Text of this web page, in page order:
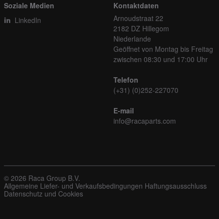
Soziale Medien
LinkedIn
Kontaktdaten
Arnoudstraat 22
2182 DZ Hillegom
Niederlande
Geöffnet von Montag bis Freitag
zwischen 08:30 und 17:00 Uhr
Telefon
(+31) (0)252-227070
E-mail
info@racaparts.com
© 2026 Raca Group B.V.
Allgemeine Liefer- und Verkaufsbedingungen Haftungsausschluss
Datenschutz und Cookies